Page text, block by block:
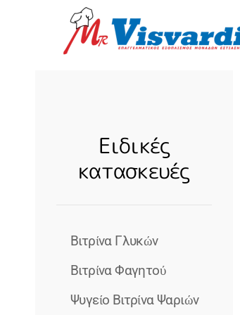
Skip to main content
Ειδικές
κατασκευές
Βιτρίνα Γλυκών
Βιτρίνα Φαγητού
Ψυγείο Βιτρίνα Ψαριών